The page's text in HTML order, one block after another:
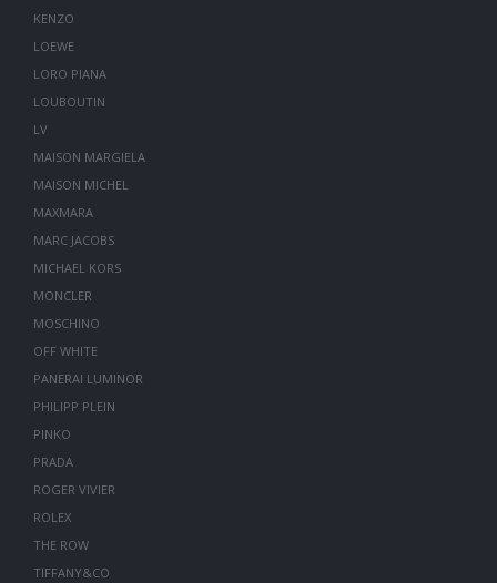
KENZO
LOEWE
LORO PIANA
LOUBOUTIN
LV
MAISON MARGIELA
MAISON MICHEL
MAXMARA
MARC JACOBS
MICHAEL KORS
MONCLER
MOSCHINO
OFF WHITE
PANERAI LUMINOR
PHILIPP PLEIN
PINKO
PRADA
ROGER VIVIER
ROLEX
THE ROW
TIFFANY&CO